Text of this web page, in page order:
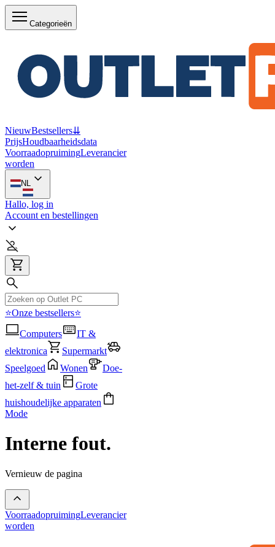
Categorieën
NieuwBestsellers⇊
PrijsHoudbaarheidsdata
VoorraadopruimingLeverancier
worden
NL
Hallo, log in
Account en bestellingen
⭐Onze bestsellers⭐
Computers
IT &
elektronica
Supermarkt
Speelgoed
Wonen
Doe-
het-zelf & tuin
Grote
huishoudelijke apparaten
Mode
Interne fout.
Vernieuw de pagina
VoorraadopruimingLeverancier
worden